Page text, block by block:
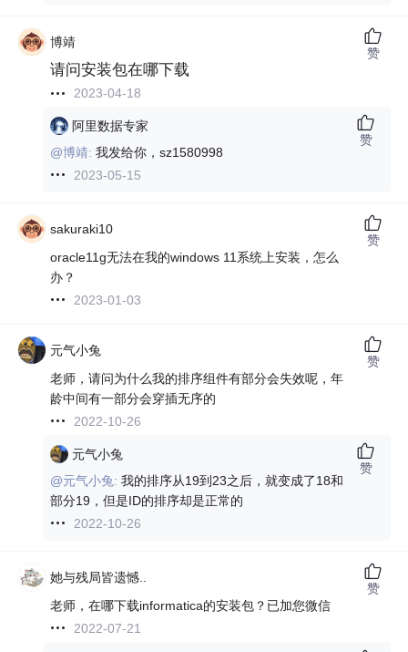
博靖
请问安装包在哪下载
2023-04-18
赞
阿里数据专家
@博靖:我发给你，sz1580998
2023-05-15
赞
sakuraki10
oracle11g无法在我的windows 11系统上安装，怎么
办？
2023-01-03
赞
元气小兔
老师，请问为什么我的排序组件有部分会失效呢，年
龄中间有一部分会穿插无序的
2022-10-26
赞
元气小兔
@元气小兔:我的排序从19到23之后，就变成了18和
部分19，但是ID的排序却是正常的
2022-10-26
赞
她与残局皆遗憾..
老师，在哪下载informatica的安装包？已加您微信
2022-07-21
赞